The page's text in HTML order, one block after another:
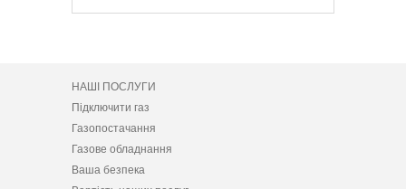
НАШІ ПОСЛУГИ
Підключити газ
Газопостачання
Газове обладнання
Ваша безпека